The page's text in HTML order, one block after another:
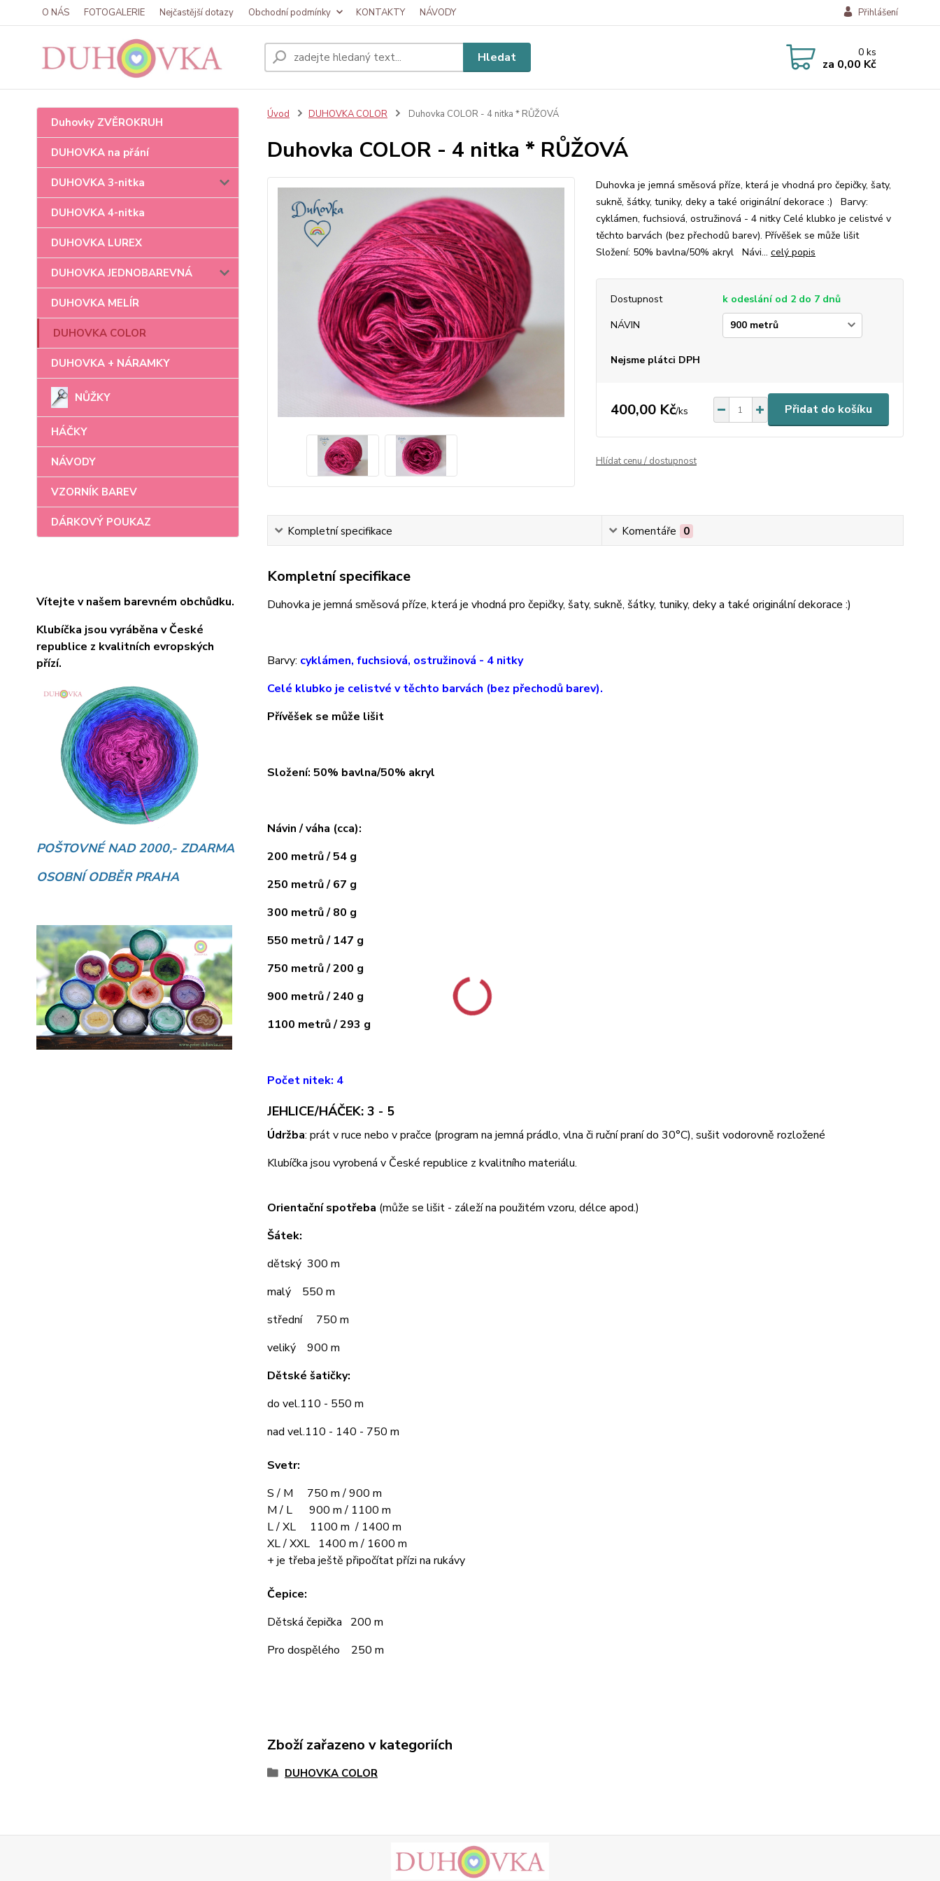
O NÁS FOTOGALERIE Nejčastější dotazy Obchodní podmínky KONTAKTY NÁVODY Přihlášení
Hledat 0ks
za 0,00 Kč
Duhovky ZVĚROKRUH
DUHOVKA na přání
DUHOVKA 3-nitka
DUHOVKA 4-nitka
DUHOVKA LUREX
DUHOVKA JEDNOBAREVNÁ
DUHOVKA MELÍR
DUHOVKA COLOR
DUHOVKA + NÁRAMKY
NŮŽKY
HÁČKY
NÁVODY
VZORNÍK BAREV
DÁRKOVÝ POUKAZ
Vítejte v našem barevném obchůdku.
Klubíčka jsou vyráběna v České
republice z kvalitních evropských
přízí.
POŠTOVNÉ NAD 2000,- ZDARMA
OSOBNÍ ODBĚR PRAHA
Úvod DUHOVKA COLOR Duhovka COLOR - 4 nitka * RŮŽOVÁ
Duhovka COLOR - 4 nitka * RŮŽOVÁ
Duhovka je jemná směsová příze, která je vhodná pro čepičky, šaty,
sukně, šátky, tuniky, deky a také originální dekorace :) Barvy:
cyklámen, fuchsiová, ostružinová - 4 nitky Celé klubko je celistvé v
těchto barvách (bez přechodů barev). Přívěšek se může lišit
Složení: 50% bavlna/50% akryl Návi... celý popis
Dostupnost
k odeslání od 2 do 7 dnů
NÁVIN
Nejsme plátci DPH
400,00 Kč/ks Přidat do košíku
Hlídat cenu / dostupnost
Kompletní specifikace Komentáře 0
Kompletní specifikace
Duhovka je jemná směsová příze, která je vhodná pro čepičky, šaty, sukně, šátky, tuniky, deky a také originální dekorace :)
Barvy: cyklámen, fuchsiová, ostružinová - 4nitky
Celé klubko je celistvé v těchto barvách (bez přechodů barev).
Přívěšek se může lišit
Složení: 50% bavlna/50% akryl
Návin / váha (cca):
200 metrů / 54 g
250 metrů / 67 g
300 metrů / 80 g
550 metrů / 147 g
750 metrů / 200 g
900 metrů / 240 g
1100 metrů / 293 g
Počet nitek: 4
JEHLICE/HÁČEK: 3 - 5
Údržba: prát v ruce nebo v pračce (program na jemná prádlo, vlna či ruční praní do 30°C), sušit vodorovně rozložené
Klubíčka jsou vyrobená v České republice z kvalitního materiálu.
Orientační spotřeba (může se lišit - záleží na použitém vzoru, délce apod.)
Šátek:
dětský 300 m
malý 550 m
střední 750 m
veliký 900 m
Dětské šatičky:
do vel.110 - 550 m
nad vel.110 - 140 - 750 m
Svetr:
S / M 750 m / 900 m
M / L 900 m / 1100 m
L / XL 1100 m / 1400 m
XL / XXL 1400 m / 1600 m
+ je třeba ještě připočítat přízi na rukávy
Čepice:
Dětská čepička 200 m
Pro dospělého 250 m
Zboží zařazeno v kategoriích
DUHOVKA COLOR